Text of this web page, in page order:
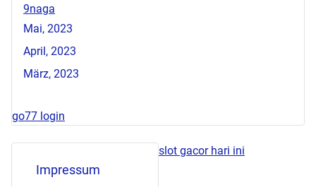
9naga
Mai, 2023
April, 2023
März, 2023
go77 login
Impressum
slot gacor hari ini